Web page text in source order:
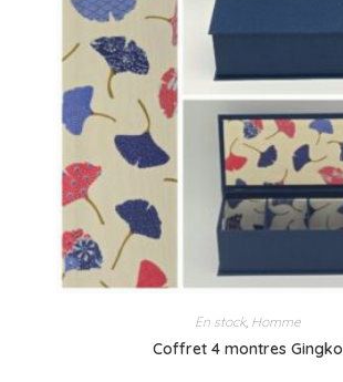
En stock, Homme
Coffret 4 montres Gingko